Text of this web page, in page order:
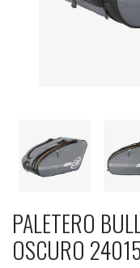
PALETERO
OSCURO 24015